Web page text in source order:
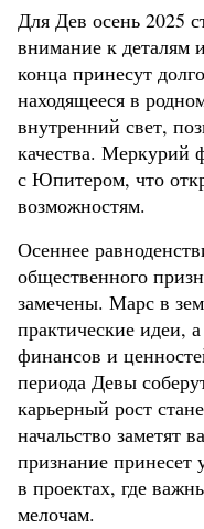
Для Дев осень 2025
внимание к деталям
конца принесут
находящееся в
внутренний свет,
качества. Меркурий
с Юпитером, что
возможностям.
Осеннее
общественного
замечены. Марс в
практические идеи,
финансов и
периода Девы
карьерный рост
начальство заметят
признание принесет
в проектах, где
мелочам.